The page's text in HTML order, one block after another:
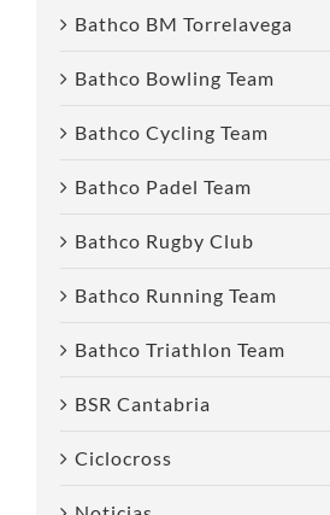
Bathco BM Torrelavega
Bathco Bowling Team
Bathco Cycling Team
Bathco Padel Team
Bathco Rugby Club
Bathco Running Team
Bathco Triathlon Team
BSR Cantabria
Ciclocross